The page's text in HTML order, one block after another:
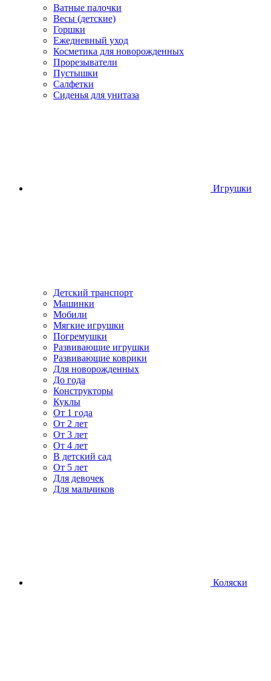
Ватные палочки
Весы (детские)
Горшки
Ежедневный уход
Косметика для новорожденных
Прорезыватели
Пустышки
Салфетки
Сиденья для унитаза
Игрушки
Детский транспорт
Машинки
Мобили
Мягкие игрушки
Погремушки
Развивающие игрушки
Развивающие коврики
Для новорожденных
До года
Конструкторы
Куклы
От 1 года
От 2 лет
От 3 лет
От 4 лет
В детский сад
От 5 лет
Для девочек
Для мальчиков
Коляски